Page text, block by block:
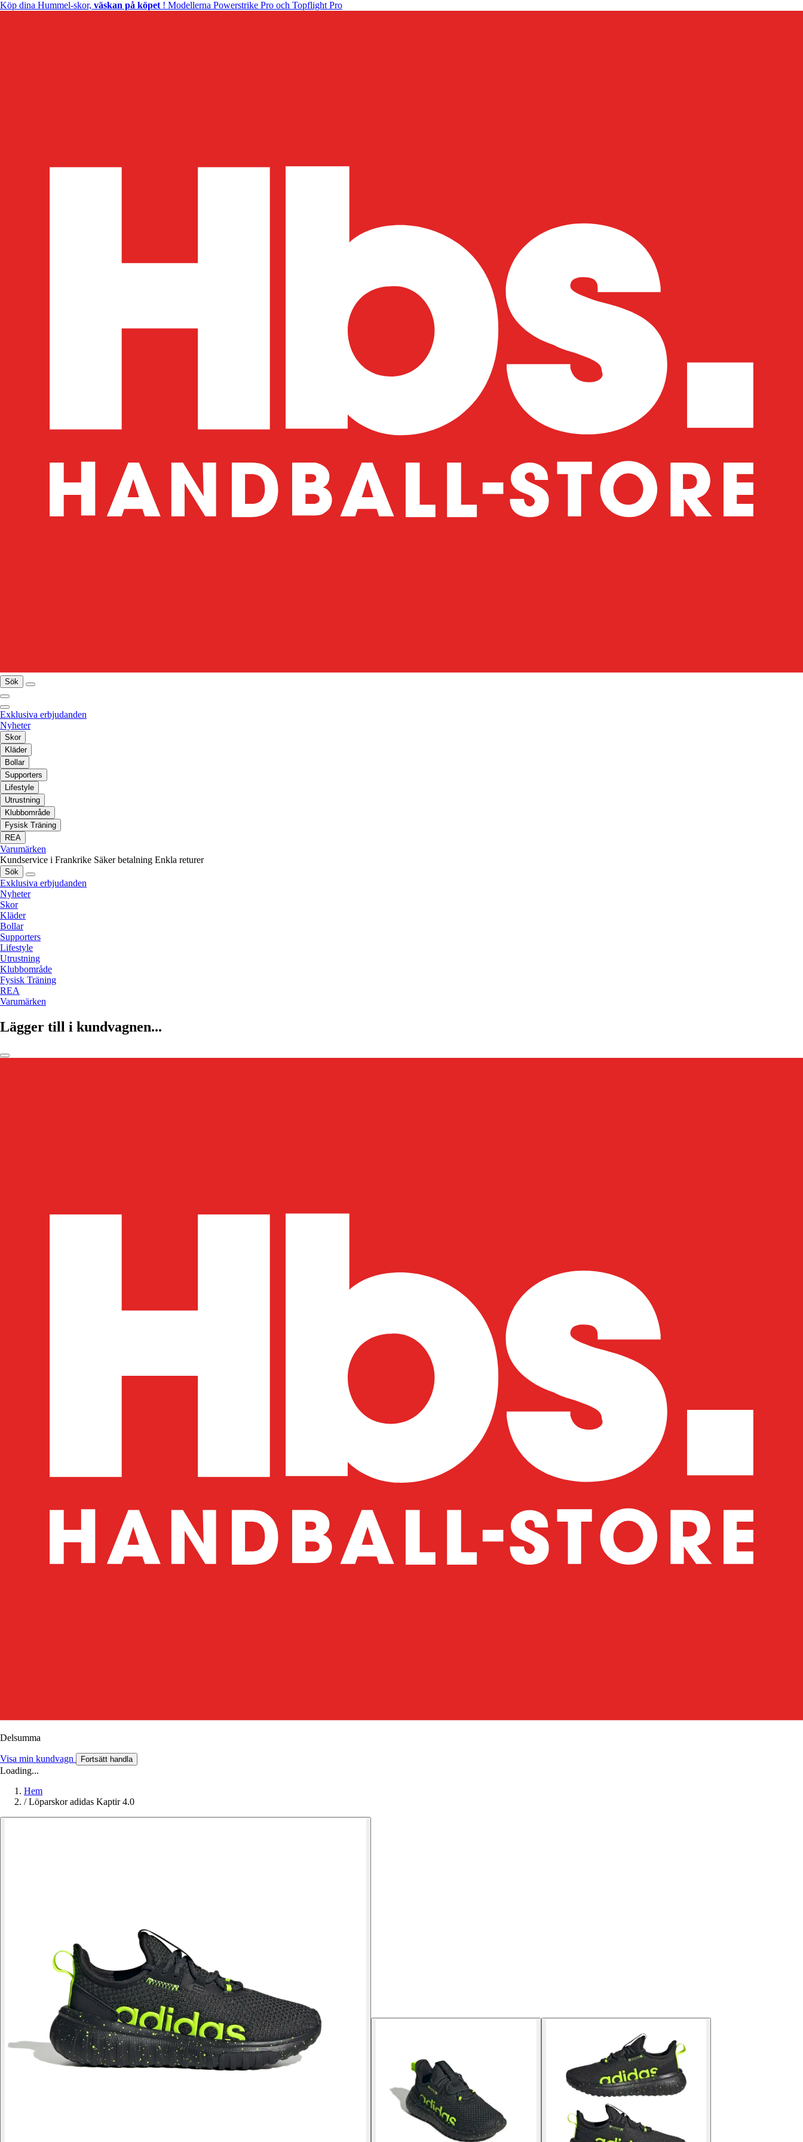
Köp dina Hummel-skor, väskan på köpet ! Modellerna Powerstrike Pro och Topflight Pro
Sök
Exklusiva erbjudanden
Nyheter
Skor
Kläder
Bollar
Supporters
Lifestyle
Utrustning
Klubbområde
Fysisk Träning
REA
Varumärken
Kundservice i Frankrike Säker betalning Enkla returer
Sök
Exklusiva erbjudanden
Nyheter
Skor
Kläder
Bollar
Supporters
Lifestyle
Utrustning
Klubbområde
Fysisk Träning
REA
Varumärken
Lägger till i kundvagnen...
Delsumma
Visa min kundvagn Fortsätt handla
Loading...
Hem
/ Löparskor adidas Kaptir 4.0